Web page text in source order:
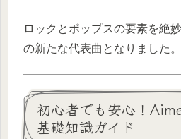
ロックとポップスの要素を絶
の新たな代表曲となりました。
初心者でも安心！
基礎知識ガイド